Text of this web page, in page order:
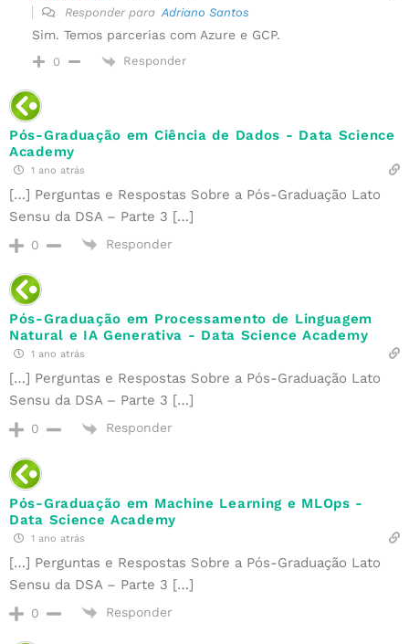
Responder para Adriano Santos
Sim. Temos parcerias com Azure e GCP.
0 Responder
Pós-Graduação em Ciência de Dados - Data Science
Academy
1 ano atrás
[…] Perguntas e Respostas Sobre a Pós-Graduação Lato
Sensu da DSA – Parte 3 […]
0 Responder
Pós-Graduação em Processamento de Linguagem
Natural e IA Generativa - Data Science Academy
1 ano atrás
[…] Perguntas e Respostas Sobre a Pós-Graduação Lato
Sensu da DSA – Parte 3 […]
0 Responder
Pós-Graduação em Machine Learning e MLOps -
Data Science Academy
1 ano atrás
[…] Perguntas e Respostas Sobre a Pós-Graduação Lato
Sensu da DSA – Parte 3 […]
0 Responder